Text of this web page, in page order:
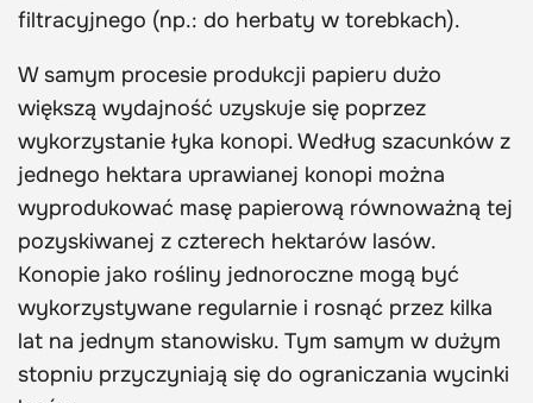
filtracyjnego (np.: do herbaty w torebkach).
W samym procesie produkcji papieru dużo
większą wydajność uzyskuje się poprzez
wykorzystanie łyka konopi. Według szacunków z
jednego hektara uprawianej konopi można
wyprodukować masę papierową równoważną tej
pozyskiwanej z czterech hektarów lasów.
Konopie jako rośliny jednoroczne mogą być
wykorzystywane regularnie i rosnąć przez kilka
lat na jednym stanowisku. Tym samym w dużym
stopniu przyczyniają się do ograniczania wycinki